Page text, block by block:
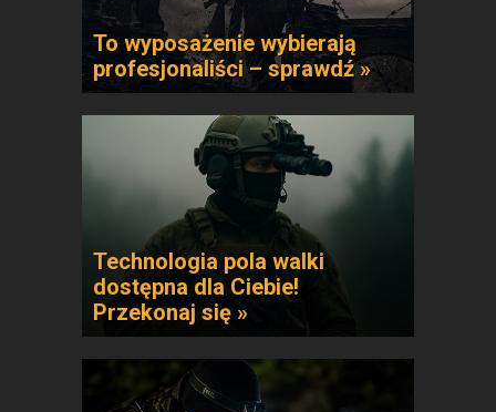
To wyposażenie wybierają
profesjonaliści – sprawdź »
Technologia pola walki
dostępna dla Ciebie!
Przekonaj się »